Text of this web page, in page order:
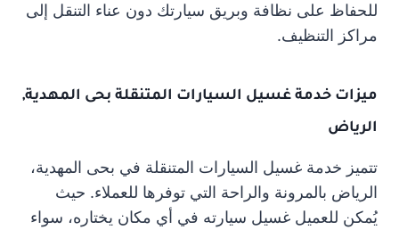
للحفاظ على نظافة وبريق سيارتك دون عناء التنقل إلى
مراكز التنظيف.
ميزات خدمة غسيل السيارات المتنقلة بحى المهدية,
الرياض
تتميز خدمة غسيل السيارات المتنقلة في بحى المهدية،
الرياض بالمرونة والراحة التي توفرها للعملاء. حيث
يُمكن للعميل غسيل سيارته في أي مكان يختاره، سواء